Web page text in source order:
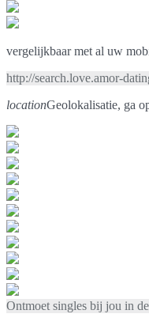
vergelijkbaar met al uw
http://search.love.amor-
locationGeolokalisatie, ga
Ontmoet singles bij jou in